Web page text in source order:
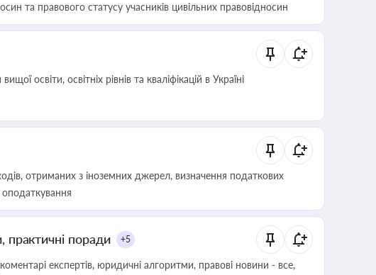
та правового статусу учасників цивільних правовідносин
освіти, освітніх рівнів та кваліфікацій в Україні
отриманих з іноземних джерел, визначення податкових
оподаткування
практичні поради +5
експертів, юридичні алгоритми, правові новини - все,